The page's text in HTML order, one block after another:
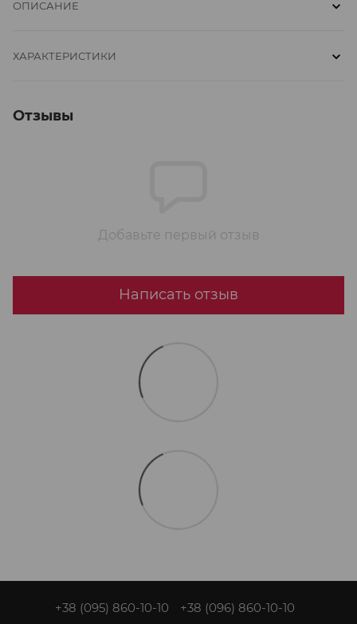
ОПИСАНИЕ
ХАРАКТЕРИСТИКИ
Отзывы
Добавьте первый отзыв
Написать отзыв
+38 (095) 860-10-10
+38 (096) 860-10-10